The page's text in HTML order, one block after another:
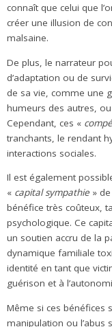
connaît que celui que
créer une illusion de
malsaine.
De plus, le narrateur
d’adaptation ou de
de sa vie, comme une
humeurs des autres,
Cependant, ces «
tranchants, le rendant
interactions sociales.
Il est également
« capital sympathie »
bénéfice très coûteux,
psychologique. Ce
un soutien accru de la
dynamique familiale
identité en tant que
guérison et à
Même si ces bénéfices
manipulation ou l’abus